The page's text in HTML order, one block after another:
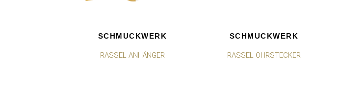
SCHMUCKWERK
RASSEL ANHÄNGER
SCHMUCKWERK
RASSEL OHRSTECKER